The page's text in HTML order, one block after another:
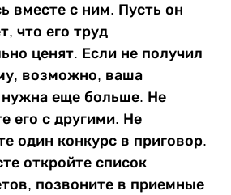
вместе с ним. Пусть он
что его труд
ценят. Если не получил
возможно, ваша
еще больше. Не
его с другими. Не
один конкурс в приговор.
откройте список
позвоните в приемные